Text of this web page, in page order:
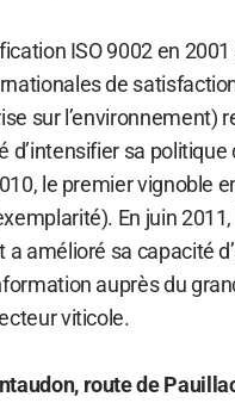
ISO 9002 en
de
sur l’environnement)
d’intensifier sa
le premier vignoble
En juin
a amélioré sa capacité
auprès du
viticole.
route de